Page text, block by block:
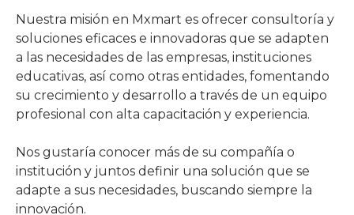
Nuestra misión en Mxmart es ofrecer consultoría y
soluciones eficaces e innovadoras que se adapten
a las necesidades de las empresas, instituciones
educativas, así como otras entidades, fomentando
su crecimiento y desarrollo a través de un equipo
profesional con alta capacitación y experiencia.
Nos gustaría conocer más de su compañía o
institución y juntos definir una solución que se
adapte a sus necesidades, buscando siempre la
innovación.